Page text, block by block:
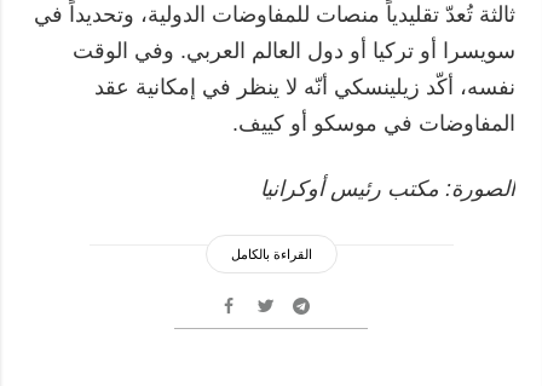
ثالثة تُعدّ تقليدياً منصات للمفاوضات الدولية، وتحديداً في
سويسرا أو تركيا أو دول العالم العربي. وفي الوقت
نفسه، أكّد زيلينسكي أنّه لا ينظر في إمكانية عقد
المفاوضات في موسكو أو كييف.
الصورة: مكتب رئيس أوكرانيا
القراءة بالكامل